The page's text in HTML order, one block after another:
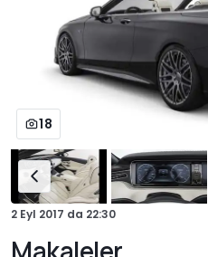
18
2 Eyl 2017 da 22:30